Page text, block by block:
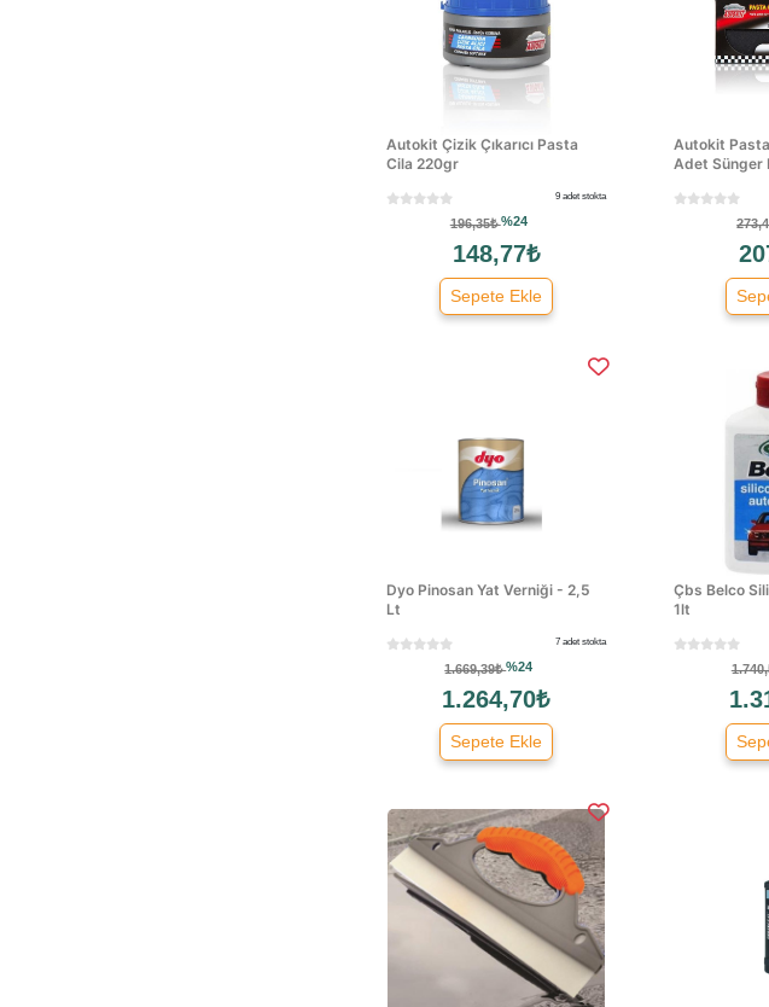
Autokit Çizik Çıkarıcı Pasta
Cila 220gr
9 adet stokta
196,35₺%24
148,77₺
Sepete Ekle
Autokit
Adet Sünger
Dyo Pinosan Yat Verniği - 2,5
Lt
7 adet stokta
1.669,39₺%24
1.264,70₺
Sepete Ekle
Çbs Belco
1lt